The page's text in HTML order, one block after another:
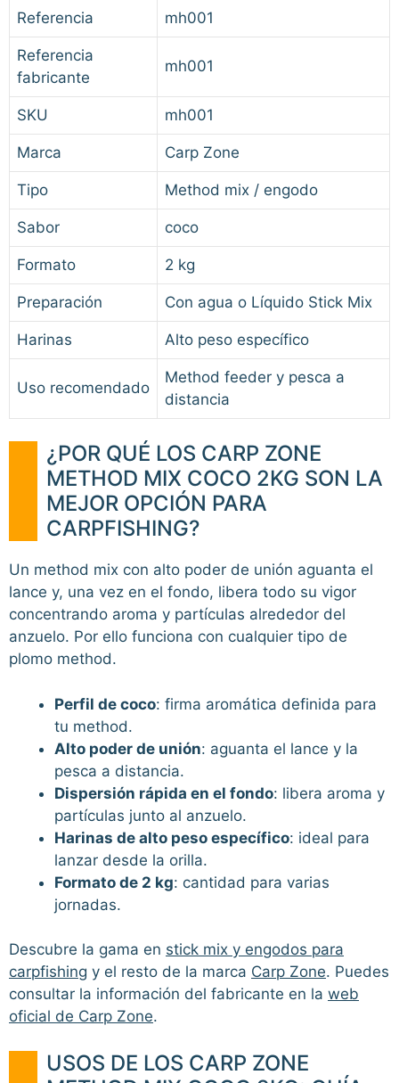
Referencia mh001
Referencia
fabricante
mh001
SKU mh001
Marca Carp Zone
Tipo Method mix / engodo
Sabor coco
Formato 2 kg
Preparación Con agua o Líquido Stick Mix
Harinas Alto peso específico
Uso recomendado
Method feeder y pesca a
distancia
¿POR QUÉ LOS CARP ZONE
METHOD MIX COCO 2KG SON LA
MEJOR OPCIÓN PARA
CARPFISHING?
Un method mix con alto poder de unión aguanta el
lance y, una vez en el fondo, libera todo su vigor
concentrando aroma y partículas alrededor del
anzuelo. Por ello funciona con cualquier tipo de
plomo method.
Perfil de coco: firma aromática definida para
tu method.
Alto poder de unión: aguanta el lance y la
pesca a distancia.
Dispersión rápida en el fondo: libera aroma y
partículas junto al anzuelo.
Harinas de alto peso específico: ideal para
lanzar desde la orilla.
Formato de 2 kg: cantidad para varias
jornadas.
Descubre la gama en stick mix y engodos para
carpfishing y el resto de la marca Carp Zone. Puedes
consultar la información del fabricante en la web
oficial de Carp Zone.
USOS DE LOS CARP ZONE